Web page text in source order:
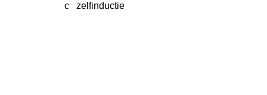
c zelfinductie